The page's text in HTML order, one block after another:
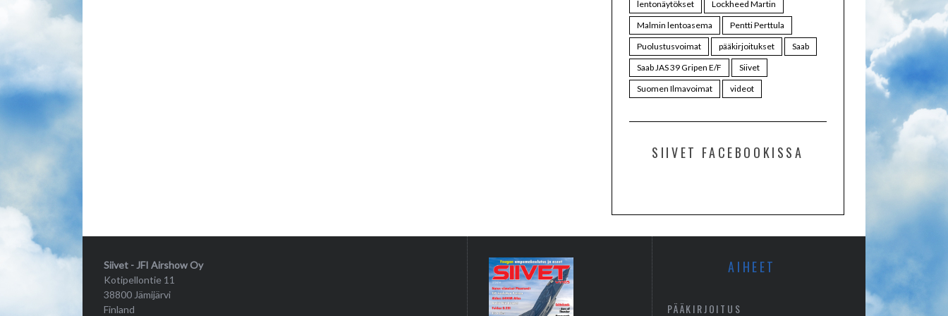
lentonäytökset
Lockheed Martin
Malmin lentoasema
Pentti Perttula
Puolustusvoimat
pääkirjoitukset
Saab
Saab JAS 39 Gripen E/F
Siivet
Suomen Ilmavoimat
videot
SIIVET FACEBOOKISSA
Siivet - JFI Airshow Oy
Kotipellontie 11
38800 Jämijärvi
Finland
AIHEET
PÄÄKIRJOITUS